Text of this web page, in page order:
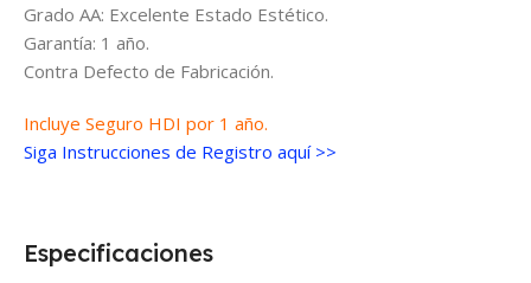
Grado AA: Excelente Estado Estético.
Garantía: 1 año.
Contra Defecto de Fabricación.
Incluye Seguro HDI por 1 año.
Siga Instrucciones de Registro aquí >>
Especificaciones